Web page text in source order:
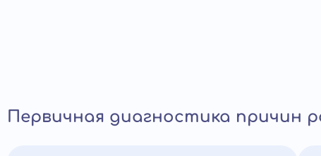
Первичная диагностика причин